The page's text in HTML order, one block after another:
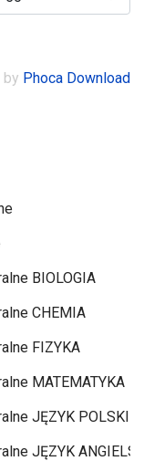
by Phoca Download
BIOLOGIA
CHEMIA
FIZYKA
MATEMATYKA
JĘZYK POLSKI
JĘZYK